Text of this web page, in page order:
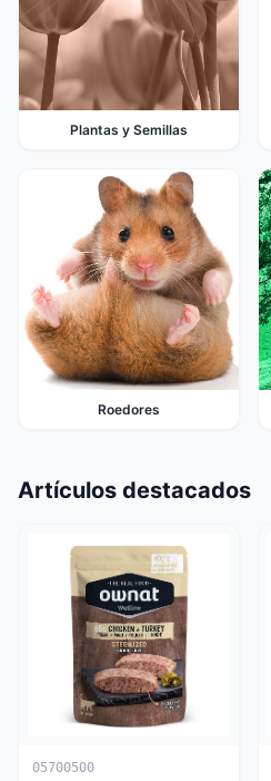
Plantas y Semillas
Roedores
Artículos destacados
05700500